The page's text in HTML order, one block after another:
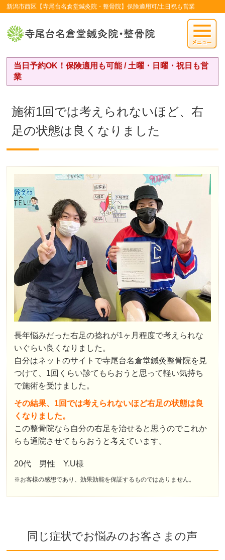
新潟市西区【寺尾台名倉堂鍼灸院・整骨院】保険適用可/土日祝も営業
当日予約OK！保険適用も可能 / 土曜・日曜・祝日も営
業
施術1回では考えられないほど、右
足の状態は良くなりました
長年悩みだった右足の捻れが1ヶ月程度で考えられな
いぐらい良くなりました。
自分はネットのサイトで寺尾台名倉堂鍼灸整骨院を見
つけて、1回くらい診てもらおうと思って軽い気持ち
で施術を受けました。
その結果、1回では考えられないほど右足の状態は良
くなりました。
この整骨院なら自分の右足を治せると思うのでこれか
らも通院させてもらおうと考えています。
20代 男性 Y.U様
※お客様の感想であり、効果効能を保証するものではありません。
同じ症状でお悩みのお客さまの声